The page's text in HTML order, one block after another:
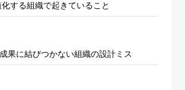
する組織で起きていること
果に結びつかない組織の設計ミス